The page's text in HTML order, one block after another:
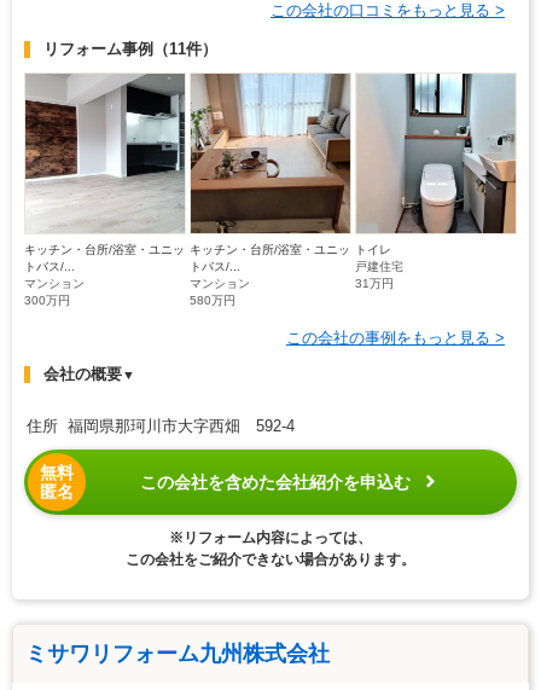
この会社の口コミをもっと見る >
リフォーム事例 （11件）
キッチン・台所/浴室・ユニッ
トバス/...
マンション
300万円
キッチン・台所/浴室・ユニッ
トバス/...
マンション
580万円
トイレ
戸建住宅
31万円
この会社の事例をもっと見る >
会社の概要▼
住所 福岡県那珂川市大字西畑 592-4
無料
匿名
この会社を含めた会社紹介を申込む
※リフォーム内容によっては、
この会社をご紹介できない場合があります。
ミサワリフォーム九州株式会社